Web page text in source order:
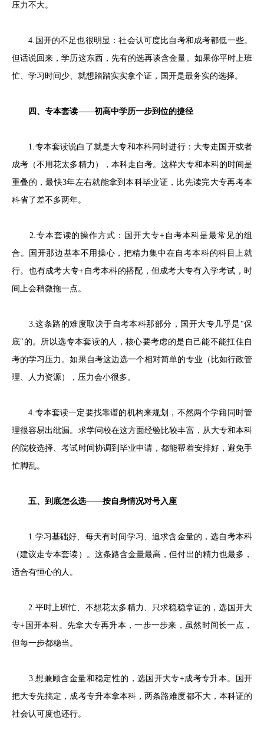
压力不大。
4.国开的不足也很明显：社会认可度比自考和成考都低一些。
但话说回来，学历这东西，先有的选再谈含金量。如果你平时上班
忙、学习时间少、就想踏踏实实拿个证，国开是最务实的选择。
四、专本套读——初高中学历一步到位的捷径
1.专本套读说白了就是大专和本科同时进行：大专走国开或者
成考（不用花太多精力），本科走自考。这样大专和本科的时间是
重叠的，最快3年左右就能拿到本科毕业证，比先读完大专再考本
科省了差不多两年。
2.专本套读的操作方式：国开大专+自考本科是最常见的组
合。国开那边基本不用操心，把精力集中在自考本科的科目上就
行。也有成考大专+自考本科的搭配，但成考大专有入学考试，时
间上会稍微拖一点。
3.这条路的难度取决于自考本科那部分，国开大专几乎是"保
底"的。所以选专本套读的人，核心要考虑的是自己能不能扛住自
考的学习压力。如果自考这边选一个相对简单的专业（比如行政管
理、人力资源），压力会小很多。
4.专本套读一定要找靠谱的机构来规划，不然两个学籍同时管
理很容易出纰漏。求学问校在这方面经验比较丰富，从大专和本科
的院校选择、考试时间协调到毕业申请，都能帮着安排好，避免手
忙脚乱。
五、到底怎么选——按自身情况对号入座
1.学习基础好、每天有时间学习、追求含金量的，选自考本科
（建议走专本套读）。这条路含金量最高，但付出的精力也最多，
适合有恒心的人。
2.平时上班忙、不想花太多精力、只求稳稳拿证的，选国开大
专+国开本科。先拿大专再升本，一步一步来，虽然时间长一点，
但每一步都稳当。
3.想兼顾含金量和稳定性的，选国开大专+成考专升本。国开
把大专先搞定，成考专升本拿本科，两条路难度都不大，本科证的
社会认可度也还行。